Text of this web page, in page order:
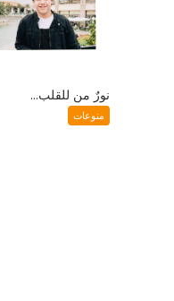
نورٌ من للقلب...
منوعات